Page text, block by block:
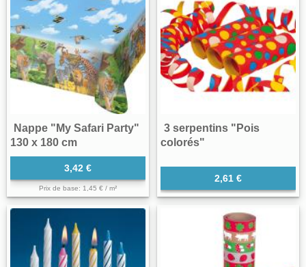
Nappe "My Safari Party"
130 x 180 cm
3,42 €
Prix de base: 1,45 € / m²
3 serpentins "Pois
colorés"
2,61 €